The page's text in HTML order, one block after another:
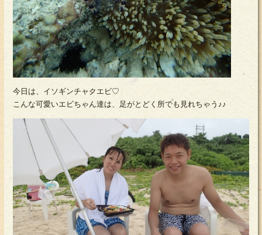
今日は、イソギンチャクエビ♡
こんな可愛いエビちゃん達は、足がとどく所でも見れちゃう♪♪